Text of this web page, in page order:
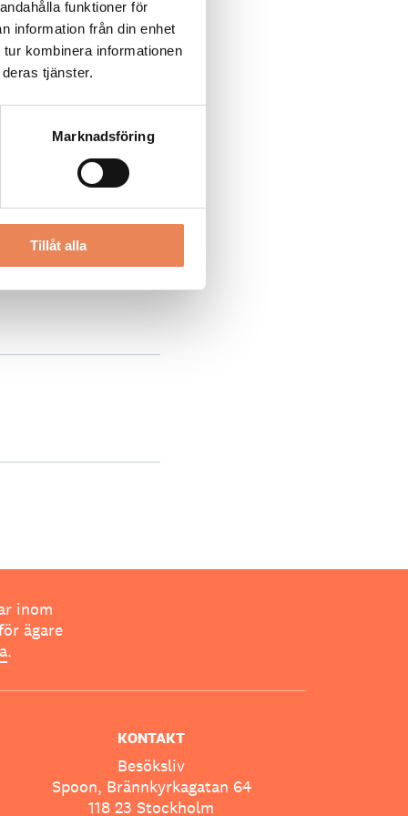
funktioner för
information från din enhet
kombinera informationen
tjänster.
Marknadsföring
Tillåt alla
inom
ägare
.
KONTAKT
Besöksliv
Spoon, Brännkyrkagatan 64
118 23 Stockholm